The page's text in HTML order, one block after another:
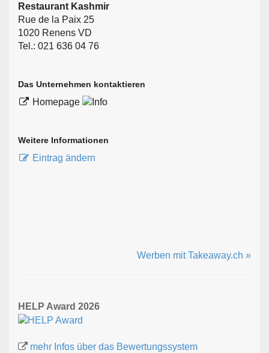
Restaurant Kashmir
Rue de la Paix 25
1020 Renens VD
Tel.: 021 636 04 76
Das Unternehmen kontaktieren
Homepage
Weitere Informationen
Eintrag ändern
Werben mit Takeaway.ch »
HELP Award 2026
mehr Infos über das Bewertungssystem